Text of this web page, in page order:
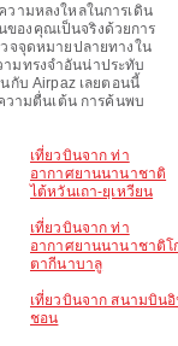
ามหลงใหลในการเดิน
องคุณเป็นจริงด้วยการ
จจุดหมายปลายทางใน
มทรงจำอันน่าประทับ
กับ Airpaz เลยตอนนี้
วามตื่นเต้น การค้นพบ
เที่ยวบินจาก ท่า
อากาศยานนานาชาติ
ไต้หวันเถา-ยฺเหวียน
เที่ยวบินจาก ท่า
อากาศยานนานาชาติโ
ตากีนาบาลู
เที่ยวบินจาก สนามบิน
ชอน